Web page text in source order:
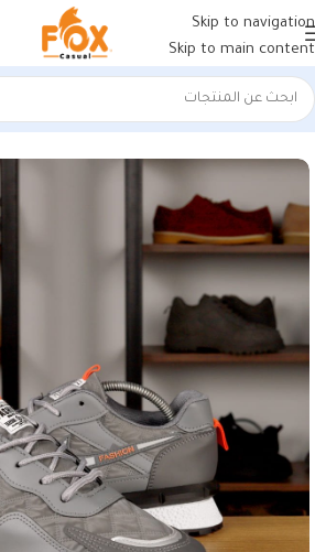
Skip to navigation
Skip to main content
الرئيسية/أحذية رجالي/كوتشي رجالي